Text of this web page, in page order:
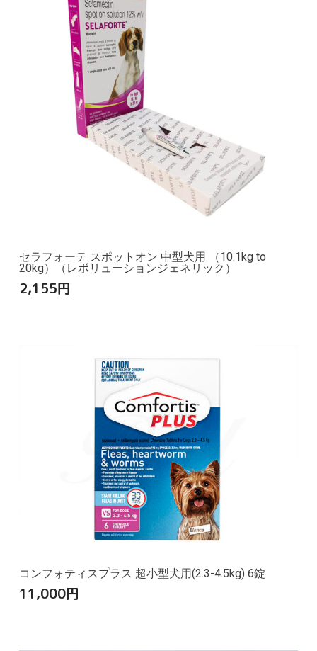
セラフォーテ スポットオン 中型犬用 （10.1kg to
20kg）（レボリューションジェネリック）
2,155円
コンフォティスプラス 超小型犬用(2.3-4.5kg) 6錠
11,000円